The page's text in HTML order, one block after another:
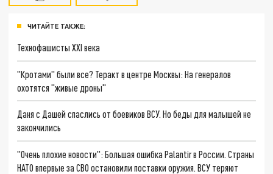
ЧИТАЙТЕ ТАКЖЕ:
Технофашисты XXI века
"Кротами" были все? Теракт в центре Москвы: На генералов
охотятся "живые дроны"
Даня с Дашей спаслись от боевиков ВСУ. Но беды для малышей не
закончились
"Очень плохие новости": Большая ошибка Palantir в России. Страны
НАТО впервые за СВО остановили поставки оружия. ВСУ теряют